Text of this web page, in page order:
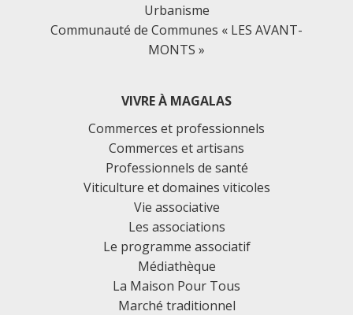
Urbanisme
Communauté de Communes « LES AVANT-
MONTS »
VIVRE À MAGALAS
Commerces et professionnels
Commerces et artisans
Professionnels de santé
Viticulture et domaines viticoles
Vie associative
Les associations
Le programme associatif
Médiathèque
La Maison Pour Tous
Marché traditionnel